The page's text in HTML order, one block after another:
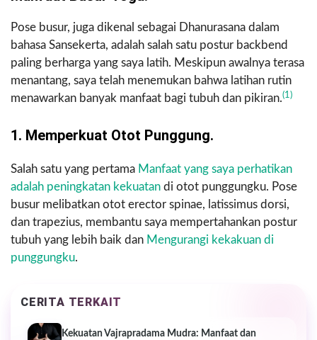
Pose busur, juga dikenal sebagai Dhanurasana dalam
bahasa Sansekerta, adalah salah satu postur backbend
paling berharga yang saya latih. Meskipun awalnya terasa
menantang, saya telah menemukan bahwa latihan rutin
menawarkan banyak manfaat bagi tubuh dan pikiran.(1)
1. Memperkuat Otot Punggung.
Salah satu yang pertama Manfaat yang saya perhatikan
adalah peningkatan kekuatan di otot punggungku. Pose
busur melibatkan otot erector spinae, latissimus dorsi,
dan trapezius, membantu saya mempertahankan postur
tubuh yang lebih baik dan Mengurangi kekakuan di
punggungku.
CERITA TERKAIT
Kekuatan Vajrapradama Mudra: Manfaat dan